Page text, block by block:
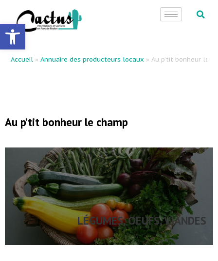
Ouvrir la barre d’outils
principal
Accueil »Annuaire des producteurs locaux »Au p’tit bonheur le
Au p’tit bonheur le champ
LÉGUMES, OEUFS, VIANDES